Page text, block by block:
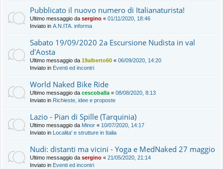
Pubblicato il nuovo numero di Italianaturista!
Ultimo messaggio da sergino « 01/11/2020, 18:46
Inviato in A.N.ITA. informa
Sabato 19/09/2020 2a Escursione Nudista in val
d'Aosta
Ultimo messaggio da 19alberto60 « 06/09/2020, 14:20
Inviato in Eventi ed incontri
World Naked Bike Ride
Ultimo messaggio da cescoballa « 08/08/2020, 8:13
Inviato in Richieste, idee e proposte
Lazio - Pian di Spille (Tarquinia)
Ultimo messaggio da Minor « 10/07/2020, 14:17
Inviato in Localita' e strutture in Italia
Nudi: distanti ma vicini - Yoga e MedNaked 27 maggio
Ultimo messaggio da sergino « 21/05/2020, 21:14
Inviato in Eventi ed incontri